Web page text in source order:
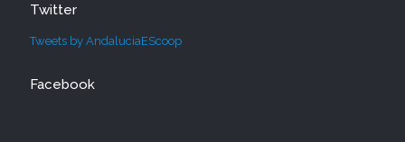
Twitter
Tweets by AndaluciaEScoop
Facebook